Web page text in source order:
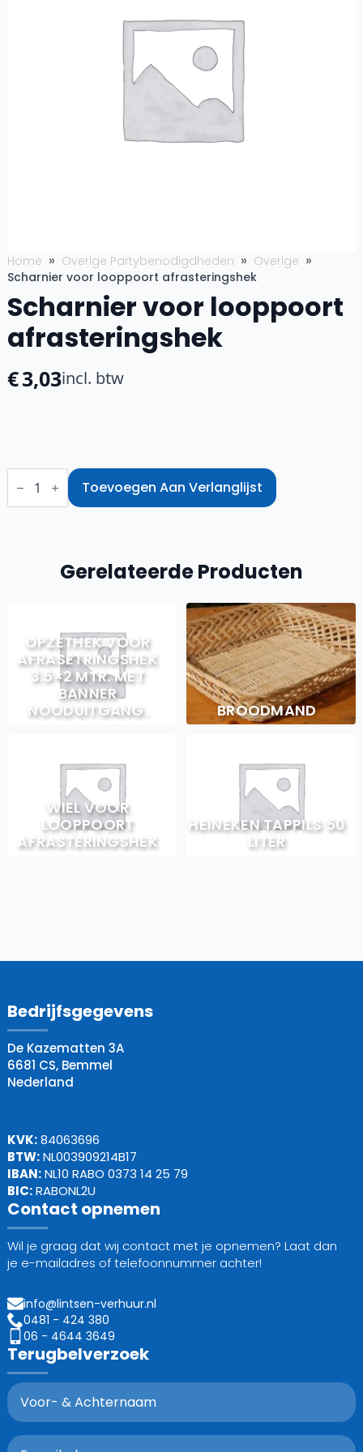
Home Overige Partybenodigdheden
Overige
Scharnier voor looppoort afrasteringshek
Scharnier voor looppoort
afrasteringshek
€3,03incl. btw
Scharnier
voor
looppoort
afrasteringshek
Toevoegen Aan Verlanglijst
Gerelateerde Producten
OPZETHEK VOOR
AFRASETRINGSHEK
3.5×2 MTR. MET
BANNER
NOODUITGANG.
BROODMAND
WIEL VOOR
LOOPPOORT
AFRASTERINGSHEK
HEINEKEN TAPPILS 50
LITER
Bedrijfsgegevens
De Kazematten 3A
6681 CS, Bemmel
Nederland
KVK:84063696
BTW:NL003909214B17
IBAN:NL10 RABO 0373 14 25 79
BIC:RABONL2U
Contact opnemen
Wil je graag dat wij contact met je opnemen? Laat dan
je e-mailadres of telefoonnummer achter!
info@lintsen-verhuur.nl
0481 - 424 380
06 - 4644 3649
Terugbelverzoek